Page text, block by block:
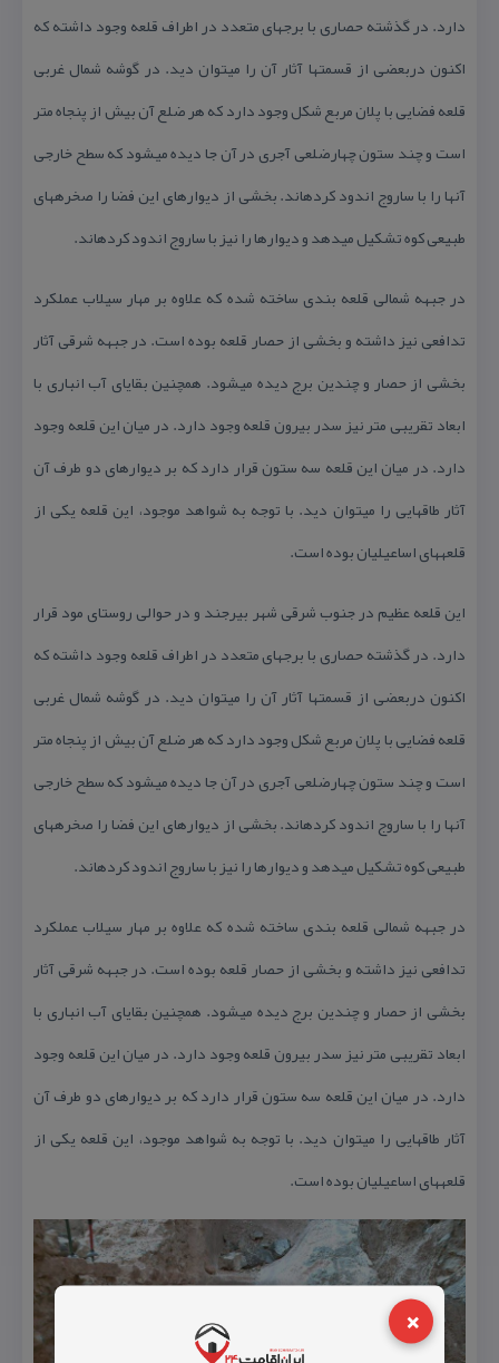
×
دارد. در گذشته حصاری با برج­های متعدد در اطراف قلعه وجود داشته كه
اكنون دربعضی از قسمت­ها آثار آن را می­توان دید. در گوشه شمال غربی
قلعه فضایی با پلان مربع شكل وجود دارد كه هر ضلع آن بیش از پنجاه متر
است و چند ستون چهارضلعی آجری در آن جا دیده می­شود كه سطح خارجی
آنها را با ساروج اندود كرده­اند. بخشی از دیوارهای این فضا را صخره­های
طبیعی كوه تشكیل می­دهد و دیوارها را نیز با ساروج اندود كرده­اند.
در جبهه شمالی قلعه بندی ساخته شده كه علاوه بر مهار سیلاب عملكرد
تدافعی نیز داشته و بخشی از حصار قلعه بوده است. در جبهه شرقی آثار
بخشی از حصار و چندین برج دیده می­شود. همچنین بقایای آب انباری با
ابعاد تقریبی متر نیز سدر بیرون قلعه وجود دارد. در میان این قلعه وجود
دارد. در میان این قلعه سه ستون قرار دارد كه بر دیوارهای دو طرف آن
آثار طاق­هایی را می­توان دید. با توجه به شواهد موجود، این قلعه یكی از
قلعه­های اساعیلیان بوده است.
این قلعه عظیم در جنوب شرقی شهر بیرجند و در حوالی روستای مود قرار
دارد. در گذشته حصاری با برج­های متعدد در اطراف قلعه وجود داشته كه
اكنون دربعضی از قسمت­ها آثار آن را می­توان دید. در گوشه شمال غربی
قلعه فضایی با پلان مربع شكل وجود دارد كه هر ضلع آن بیش از پنجاه متر
است و چند ستون چهارضلعی آجری در آن جا دیده می­شود كه سطح خارجی
آنها را با ساروج اندود كرده­اند. بخشی از دیوارهای این فضا را صخره­های
طبیعی كوه تشكیل می­دهد و دیوارها را نیز با ساروج اندود كرده­اند.
در جبهه شمالی قلعه بندی ساخته شده كه علاوه بر مهار سیلاب عملكرد
تدافعی نیز داشته و بخشی از حصار قلعه بوده است. در جبهه شرقی آثار
بخشی از حصار و چندین برج دیده می­شود. همچنین بقایای آب انباری با
ابعاد تقریبی متر نیز سدر بیرون قلعه وجود دارد. در میان این قلعه وجود
دارد. در میان این قلعه سه ستون قرار دارد كه بر دیوارهای دو طرف آن
آثار طاق­هایی را می­توان دید. با توجه به شواهد موجود، این قلعه یكی از
قلعه­های اساعیلیان بوده است.